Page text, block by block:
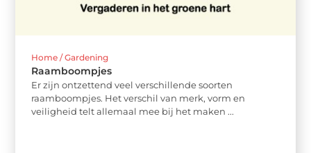
Home / Gardening
Raamboompjes
Er zijn ontzettend veel verschillende soorten
raamboompjes. Het verschil van merk, vorm en
veiligheid telt allemaal mee bij het maken ...